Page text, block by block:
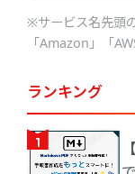
※サービス名先頭
「Amazon」「
ランキング